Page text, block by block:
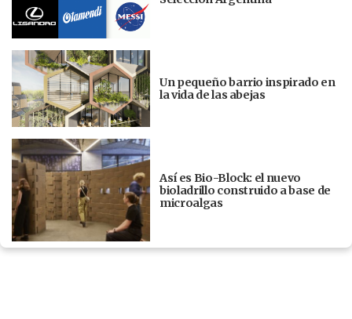
Un pequeño barrio inspirado en
la vida de las abejas
Así es Bio-Block: el nuevo
bioladrillo construido a base de
microalgas